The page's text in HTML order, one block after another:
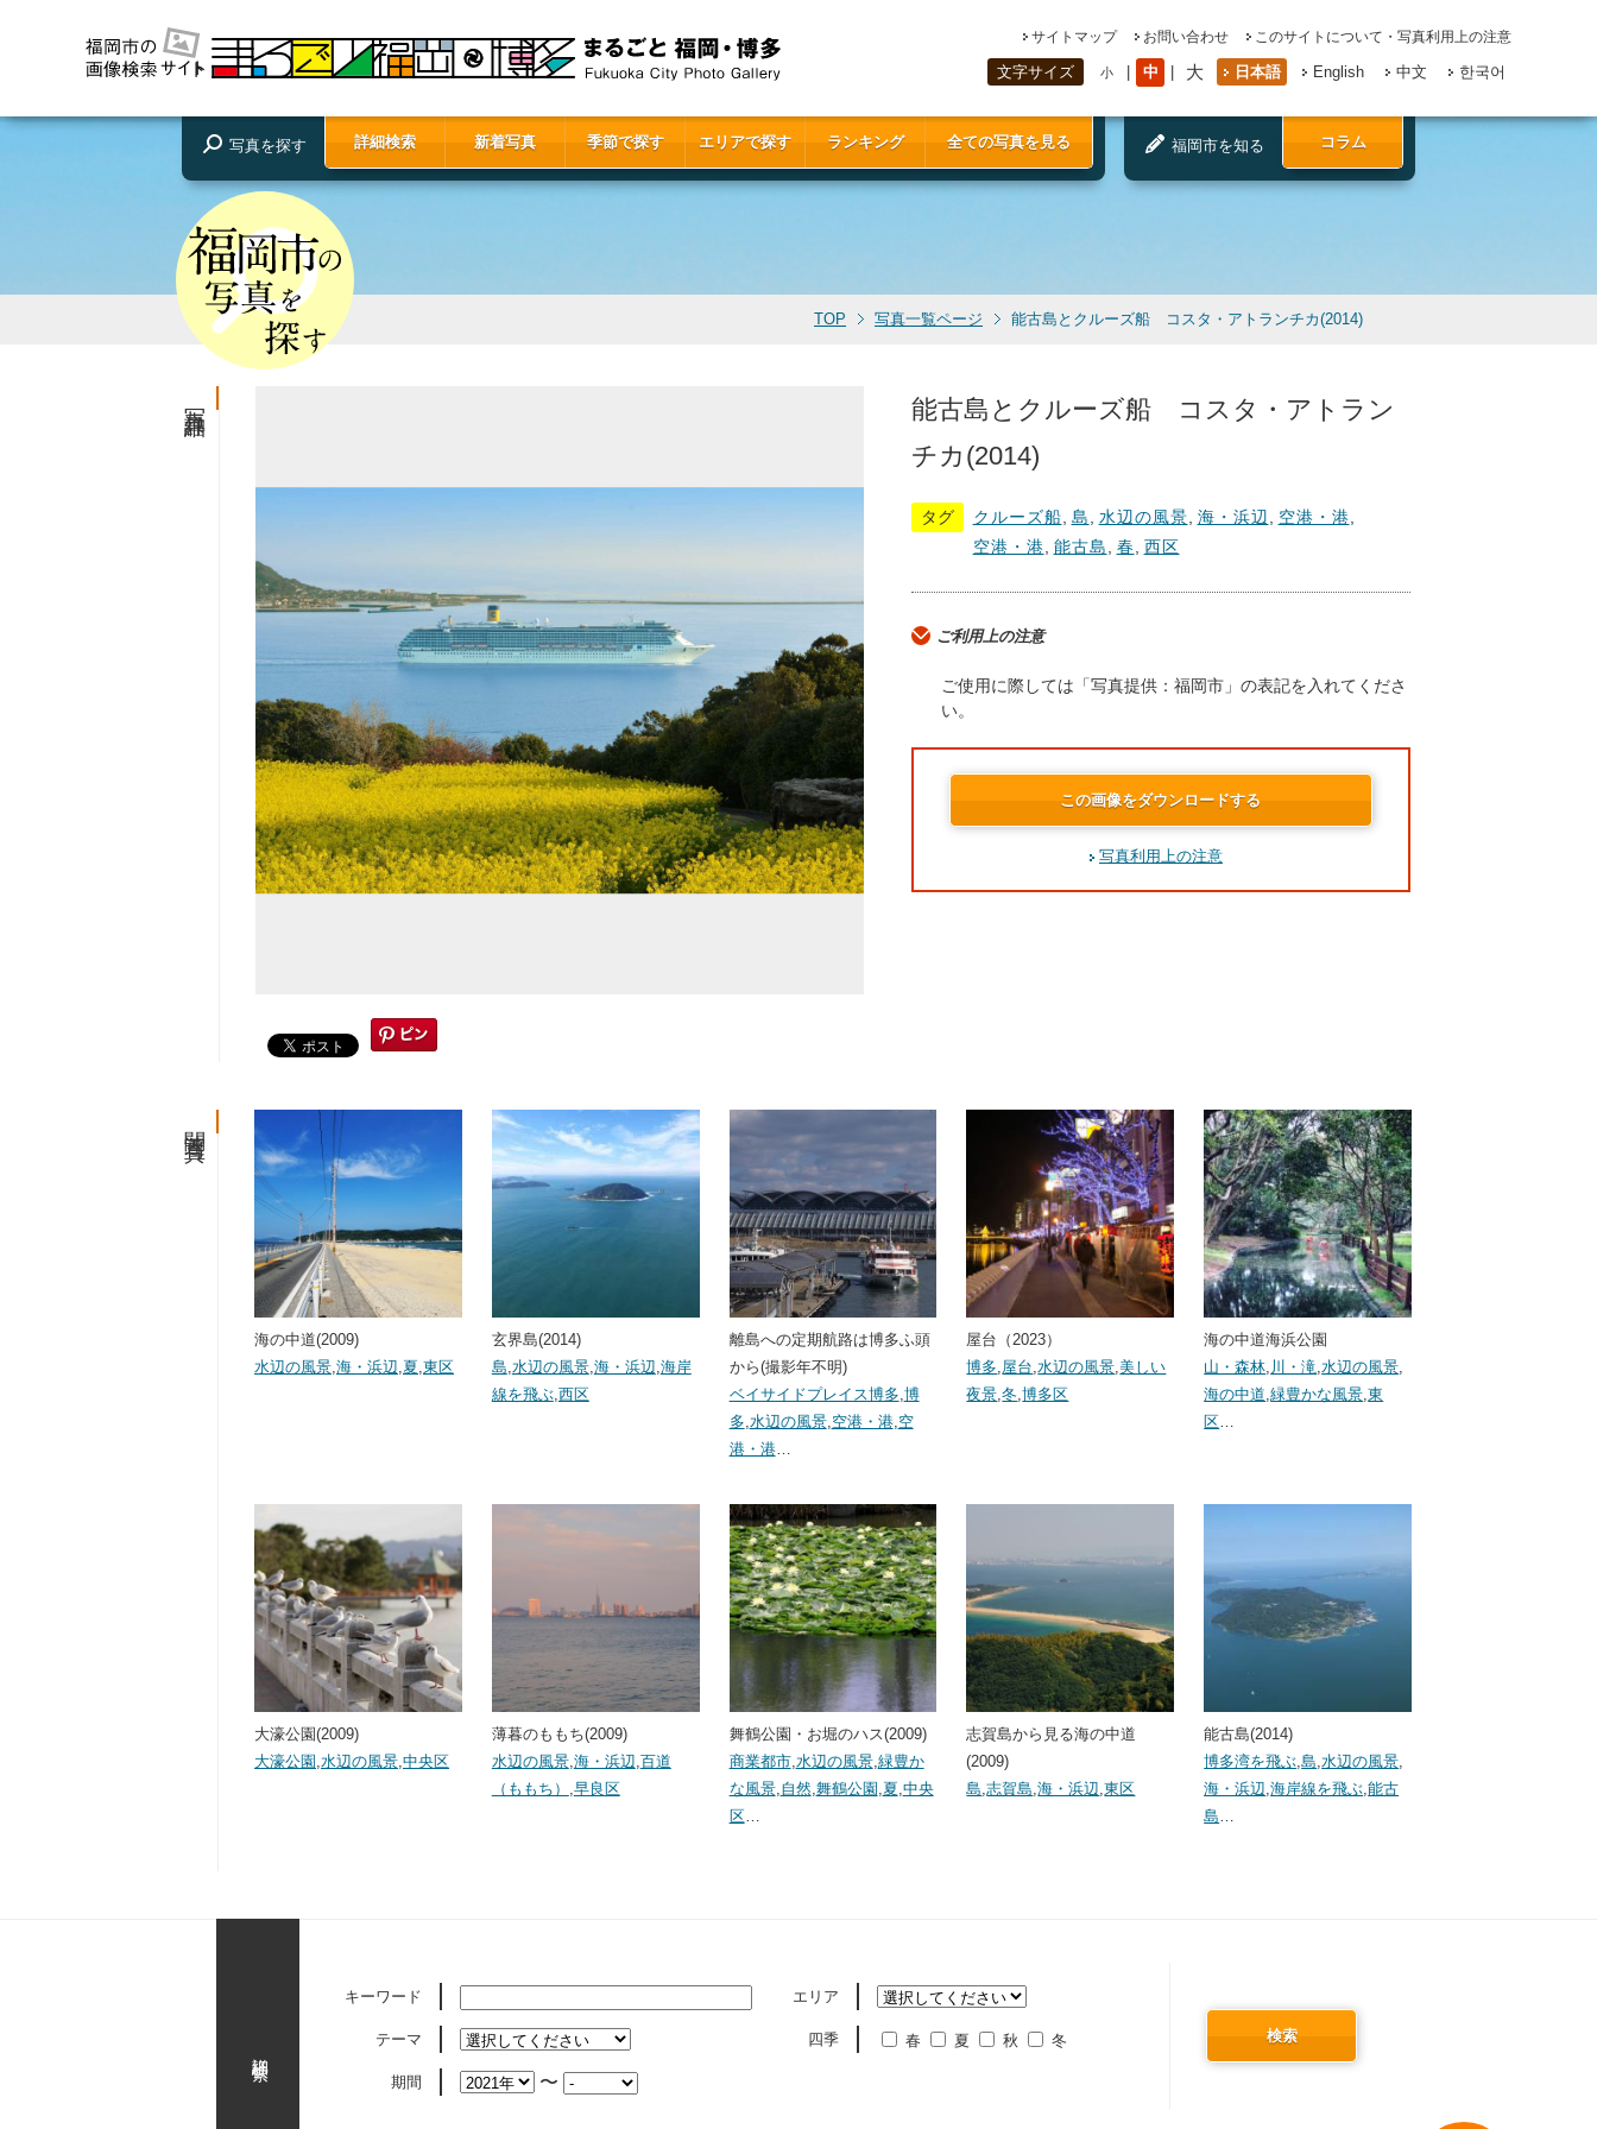
サイトマップ お問い合わせ このサイトについて・写真利用上の注意
文字サイズ 小 中 大 日本語 English 中文 한국어
写真を探す 詳細検索 新着写真 季節で探す エリアで探す ランキング 全ての写真を見る 福岡市を知る コラム
TOP 写真一覧ページ 能古島とクルーズ船 コスタ・アトランチカ(2014)
能古島とクルーズ船 コスタ・アトラン
チカ(2014)
タグ クルーズ船 島 水辺の風景 海・浜辺 空港・港
空港・港 能古島 春 西区
ご利用上の注意
ご使用に際しては「写真提供：福岡市」の表記を入れてくださ
い。
この画像をダウンロードする
写真利用上の注意
海の中道(2009)
水辺の風景 海・浜辺 夏 東区
玄界島(2014)
島 水辺の風景, 海・浜辺 海岸
線を飛ぶ, 西区
離島への定期航路は博多ふ頭
から(撮影年不明)
ベイサイドプレイス博多 博
多 水辺の風景, 空港・港, 空
港・港…
屋台（2023）
博多 屋台 ,水辺の風景 ,美しい
夜景 ,冬 ,博多区
海の中道海浜公園
山・森林 川・滝 ,水辺の風景
海の中道 ,緑豊かな風景 ,東
区
大濠公園(2009)
大濠公園 水辺の風景 中央区
薄暮のももち(2009)
水辺の風景, 海・浜辺 百道
（ももち）
早良区
舞鶴公園・お堀のハス(2009)
商業都市, 水辺の風景, 緑豊か
な風景, 自然, 舞鶴公園 夏 中央
区…
志賀島から見る海の中道
(2009)
島 ,志賀島 ,海・浜辺 ,東区
能古島(2014)
博多湾を飛ぶ ,島 ,水辺の風景
海・浜辺 ,海岸線を飛ぶ ,能古
島
キーワード エリア
テーマ 四季 春 夏 秋 冬
期間 〜
検索